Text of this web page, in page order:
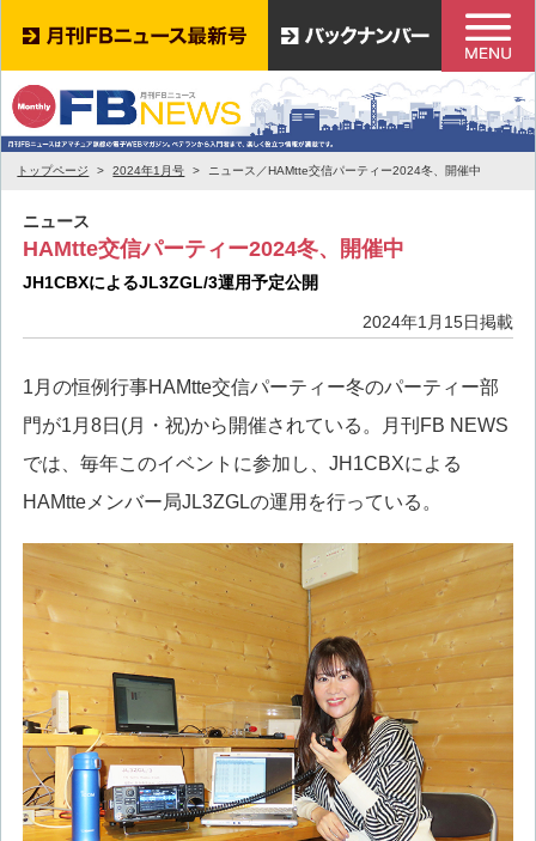
トップページ 2024年1月号 ニュース／HAMtte交信パーティー2024冬、開催中
ニュース
HAMtte交信パーティー2024冬、開催中
JH1CBXによるJL3ZGL/3運用予定公開
2024年1月15日掲載
1月の恒例行事HAMtte交信パーティー冬のパーティー部
門が1月8日(月・祝)から開催されている。月刊FB NEWS
では、毎年このイベントに参加し、JH1CBXによる
HAMtteメンバー局JL3ZGLの運用を行っている。